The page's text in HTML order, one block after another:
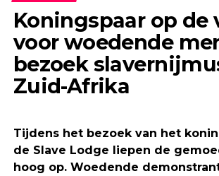
Koningspaar op de
voor woedende
bezoek
Zuid-Afrika
Tijdens het bezoek van het
de Slave Lodge liepen de
hoog op. Woedende